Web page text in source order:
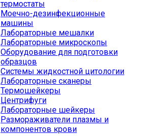
термостаты
Моечно-дезинфекционные
машины
Лабораторные мешалки
Лабораторные микроскопы
Оборудование для подготовки
образцов
Системы жидкостной цитологии
Лабораторные сканеры
Термошейкеры
Центрифуги
Лабораторные шейкеры
Размораживатели плазмы и
компонентов крови